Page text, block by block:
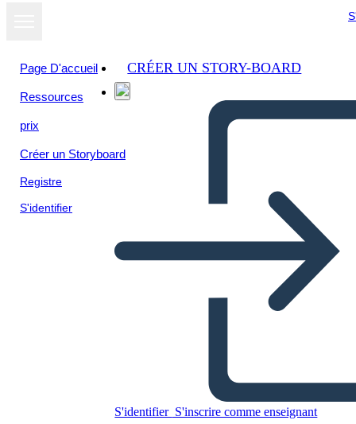
Page D'accueil
Ressources
prix
Créer un Storyboard
Registre
S'identifier
CRÉER UN STORY-BOARD
S'identifier S'inscrire comme enseignant